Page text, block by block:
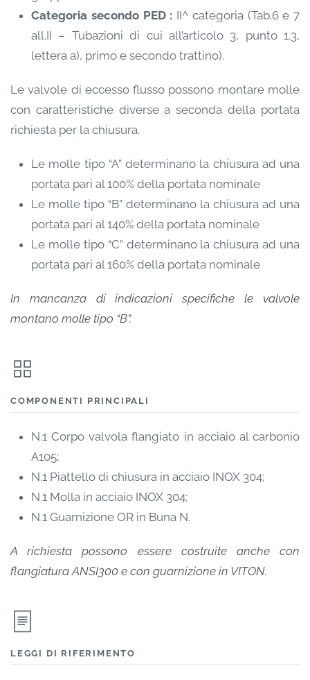
Categoria secondo PED : II^ categoria (Tab.6 e 7
all.II – Tubazioni di cui all’articolo 3, punto 1.3,
lettera a), primo e secondo trattino).
Le valvole di eccesso flusso possono montare molle
con caratteristiche diverse a seconda della portata
richiesta per la chiusura.
Le molle tipo “A” determinano la chiusura ad una
portata pari al 100% della portata nominale
Le molle tipo “B” determinano la chiusura ad una
portata pari al 140% della portata nominale
Le molle tipo “C” determinano la chiusura ad una
portata pari al 160% della portata nominale
In mancanza di indicazioni specifiche le valvole
montano molle tipo “B”.
COMPONENTI PRINCIPALI
N.1 Corpo valvola flangiato in acciaio al carbonio
A105;
N.1 Piattello di chiusura in acciaio INOX 304;
N.1 Molla in acciaio INOX 304;
N.1 Guarnizione OR in Buna N.
A richiesta possono essere costruite anche con
flangiatura ANSI300 e con guarnizione in VITON.
LEGGI DI RIFERIMENTO